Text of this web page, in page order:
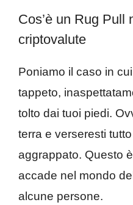
Cos’è un Rug Pull
criptovalute
Poniamo il caso in
tappeto,
tolto dai tuoi piedi.
terra e verseresti
aggrappato. Questo
accade nel mondo
alcune persone.